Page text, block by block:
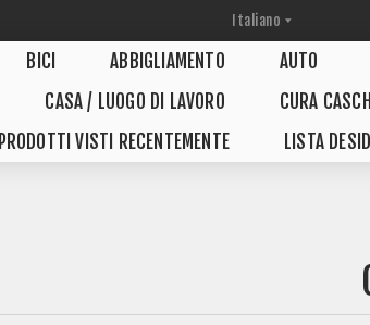
BICI ABBIGLIAMENTO AUTO
CASA / LUOGO DI LAVORO CURA CASCHI
PRODOTTI VISTI RECENTEMENTE
LISTA